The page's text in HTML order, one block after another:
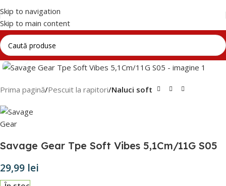
Skip to navigation
Skip to main content
Click to enlarge
Prima pagină Pescuit la rapitori Naluci soft
Savage Gear Tpe Soft Vibes 5,1Cm/11G S05
29,99 lei